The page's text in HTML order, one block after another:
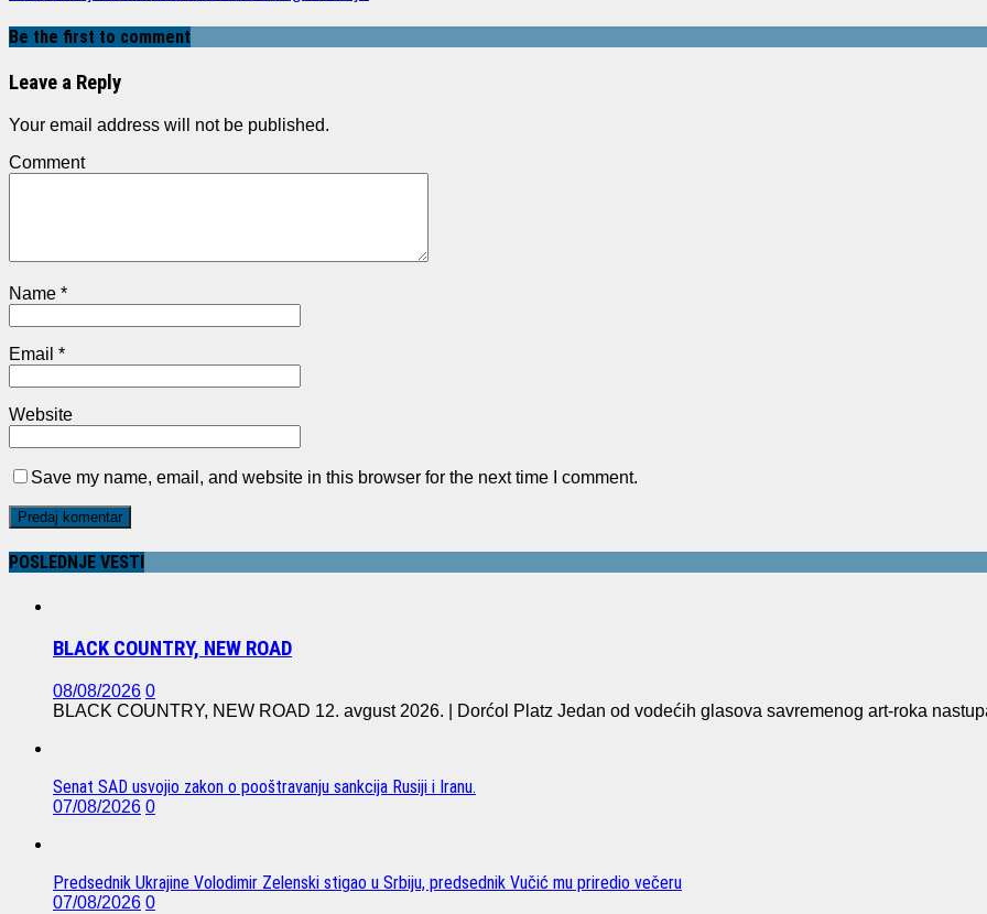
Be the first to comment
Leave a Reply
Your email address will not be published.
Comment
Name *
Email *
Website
Save my name, email, and website in this browser for the next time I comment.
POSLEDNJE VESTI
BLACK COUNTRY, NEW ROAD
08/08/2026 0
BLACK COUNTRY, NEW ROAD 12. avgust 2026. | Dorćol Platz Jedan od vodećih glasova savremenog art-roka
Senat SAD usvojio zakon o pooštravanju sankcija Rusiji i Iranu.
07/08/2026 0
Predsednik Ukrajine Volodimir Zelenski stigao u Srbiju, predsednik Vučić mu priredio večeru
07/08/2026 0